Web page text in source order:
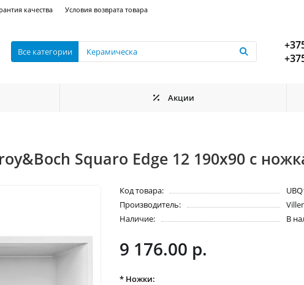
качества Условия возврата товара
Все категории
Акции
Squaro Edge 12 190x90 с
Код товара:
Производитель:
Наличие:
В
9 176.00 р.
* Ножки: